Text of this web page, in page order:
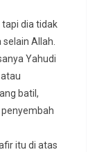
tapi dia tidak
Allah.
Yahudi
batil,
itu di atas